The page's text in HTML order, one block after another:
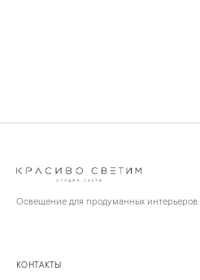
Освещение для продуманных интерьеров.
КОНТАКТЫ